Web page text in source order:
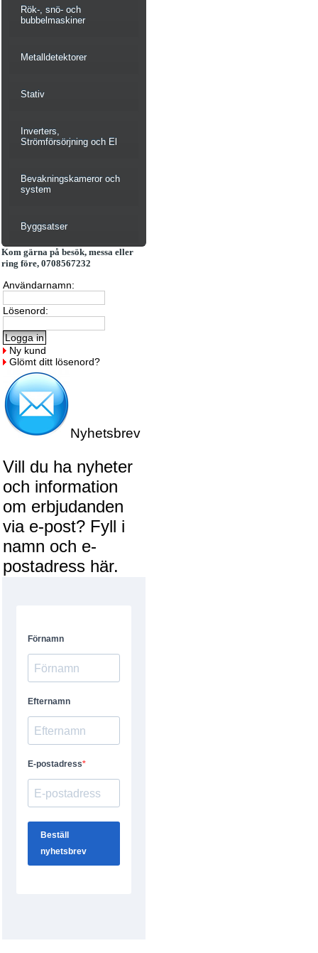
Rök-, snö- och
bubbelmaskiner
Metalldetektorer
Stativ
Inverters,
Strömförsörjning och El
Bevakningskameror och
system
Byggsatser
Kom gärna på besök, messa eller
ring före, 0708567232
Användarnamn:
Lösenord:
Ny kund
Glömt ditt lösenord?
Nyhetsbrev
Vill du ha nyheter
och information
om erbjudanden
via e-post? Fyll i
namn och e-
postadress här.